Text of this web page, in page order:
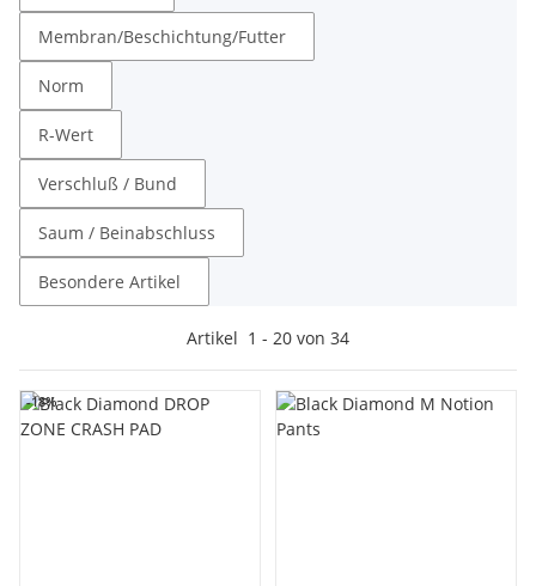
Membran/Beschichtung/Futter
Norm
R-Wert
Verschluß / Bund
Saum / Beinabschluss
Besondere Artikel
Artikel 1 - 20 von 34
-18%